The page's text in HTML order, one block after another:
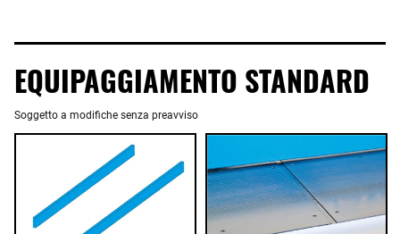
EQUIPAGGIAMENTO STANDARD
Soggetto a modifiche senza preavviso